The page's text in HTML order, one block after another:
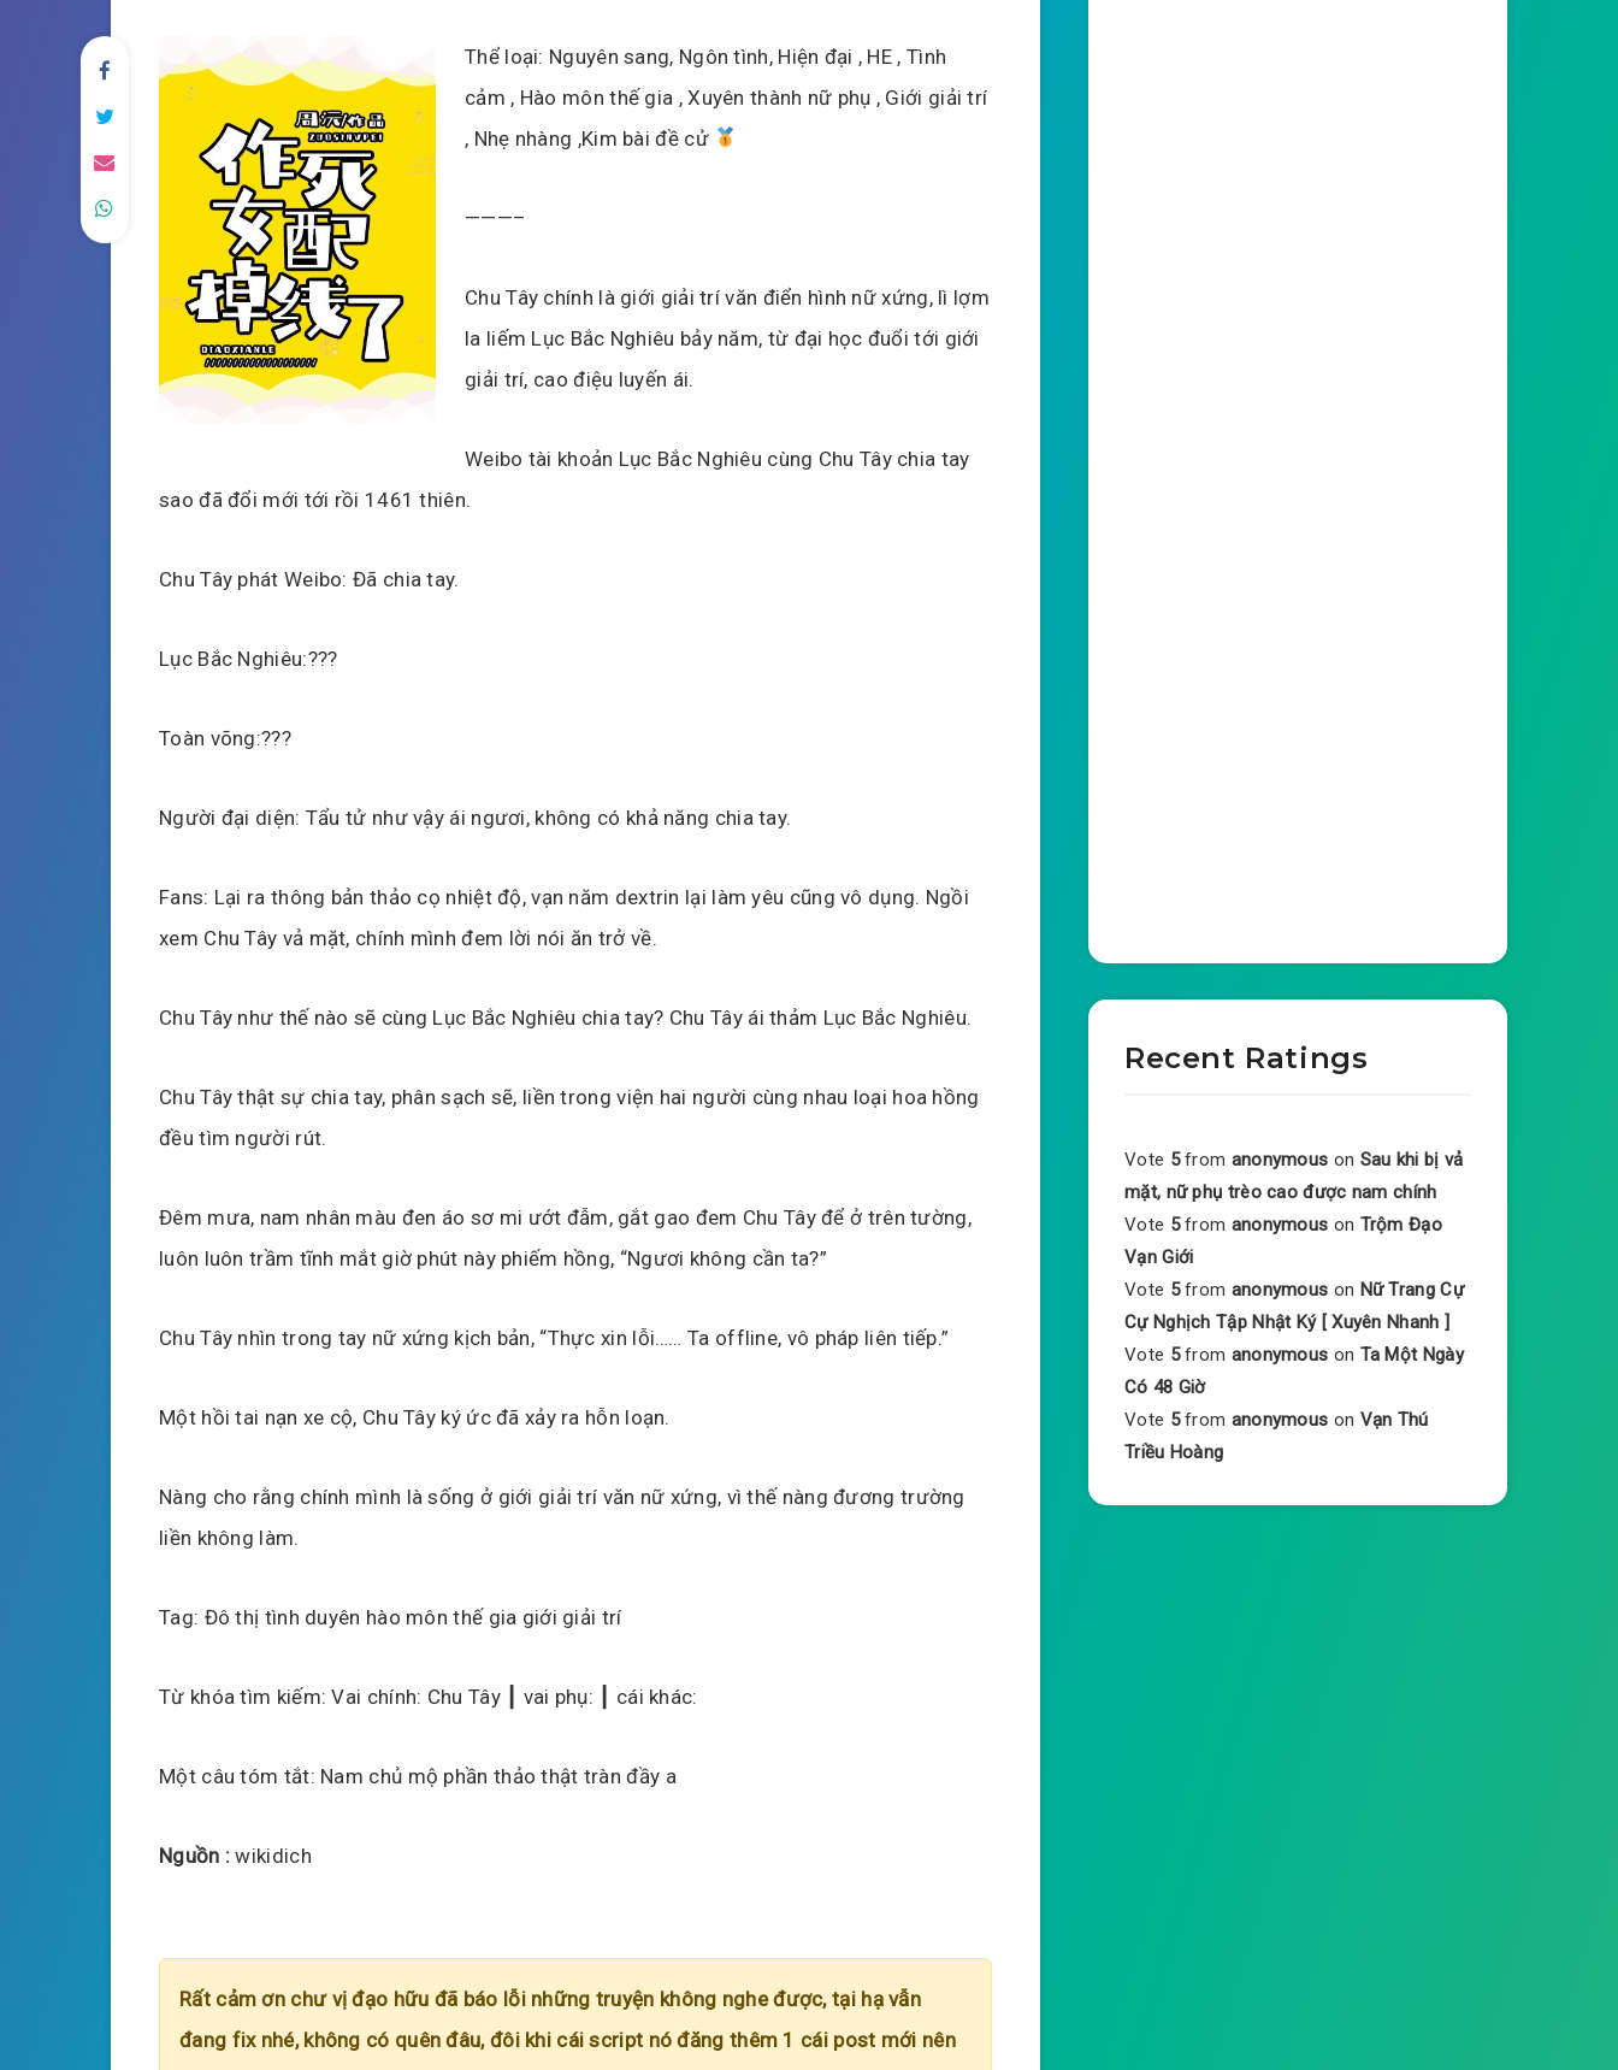
Thể loại: Nguyên sang, Ngôn tình, Hiện đại , HE , Tình
cảm , Hào môn thế gia , Xuyên thành nữ phụ , Giới giải trí
, Nhẹ nhàng ,Kim bài đề cử
———–
Chu Tây chính là giới giải trí văn điển hình nữ xứng, lì lợm
la liếm Lục Bắc Nghiêu bảy năm, từ đại học đuổi tới giới
giải trí, cao điệu luyến ái.
Weibo tài khoản Lục Bắc Nghiêu cùng Chu Tây chia tay
sao đã đổi mới tới rồi 1461 thiên.
Chu Tây phát Weibo: Đã chia tay.
Lục Bắc Nghiêu:???
Toàn võng:???
Người đại diện: Tẩu tử như vậy ái ngươi, không có khả năng chia tay.
Fans: Lại ra thông bản thảo cọ nhiệt độ, vạn năm dextrin lại làm yêu cũng vô dụng. Ngồi
xem Chu Tây vả mặt, chính mình đem lời nói ăn trở về.
Chu Tây như thế nào sẽ cùng Lục Bắc Nghiêu chia tay? Chu Tây ái thảm Lục Bắc Nghiêu.
Chu Tây thật sự chia tay, phân sạch sẽ, liền trong viện hai người cùng nhau loại hoa hồng
đều tìm người rút.
Đêm mưa, nam nhân màu đen áo sơ mi ướt đẫm, gắt gao đem Chu Tây để ở trên tường,
luôn luôn trầm tĩnh mắt giờ phút này phiếm hồng, “Ngươi không cần ta?”
Chu Tây nhìn trong tay nữ xứng kịch bản, “Thực xin lỗi…… Ta offline, vô pháp liên tiếp.”
Một hồi tai nạn xe cộ, Chu Tây ký ức đã xảy ra hỗn loạn.
Nàng cho rằng chính mình là sống ở giới giải trí văn nữ xứng, vì thế nàng đương trường
liền không làm.
Tag: Đô thị tình duyên hào môn thế gia giới giải trí
Từ khóa tìm kiếm: Vai chính: Chu Tây ┃ vai phụ: ┃ cái khác:
Một câu tóm tắt: Nam chủ mộ phần thảo thật tràn đầy a
Nguồn :wikidich
Rất cảm ơn chư vị đạo hữu đã báo lỗi những truyện không nghe được, tại hạ vẫn
đang fix nhé, không có quên đâu, đôi khi cái script nó đăng thêm 1 cái post mới nên
Recent Ratings
Vote 5 from anonymous on Sau khi bị vả
mặt, nữ phụ trèo cao được nam chính
Vote 5 from anonymous on Trộm Đạo
Vạn Giới
Vote 5 from anonymous on Nữ Trang Cự
Cự Nghịch Tập Nhật Ký [ Xuyên Nhanh ]
Vote 5 from anonymous on Ta Một Ngày
Có 48 Giờ
Vote 5 from anonymous on Vạn Thú
Triều Hoàng